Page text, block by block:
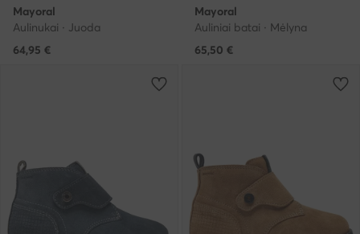
Mayoral
Aulinukai · Juoda
64,95 €
Mayoral
Auliniai batai · Mėlyna
65,50 €